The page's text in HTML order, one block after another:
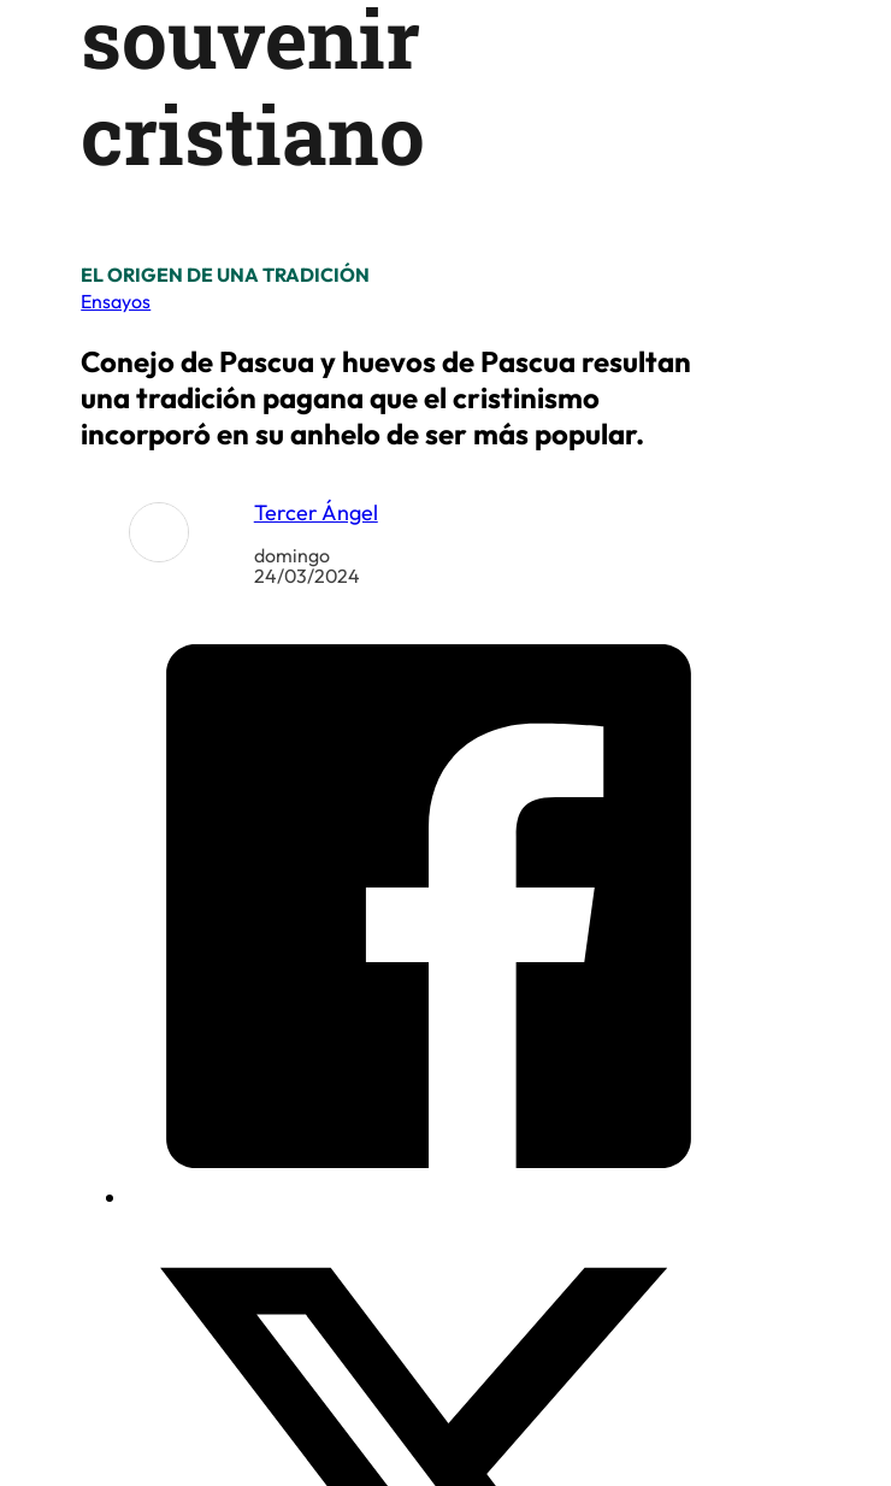
souvenir
cristiano
EL ORIGEN DE UNA TRADICIÓN
Ensayos
Conejo de Pascua y huevos de Pascua resultan
una tradición pagana que el cristinismo
incorporó en su anhelo de ser más popular.
Tercer Ángel
domingo
24/03/2024